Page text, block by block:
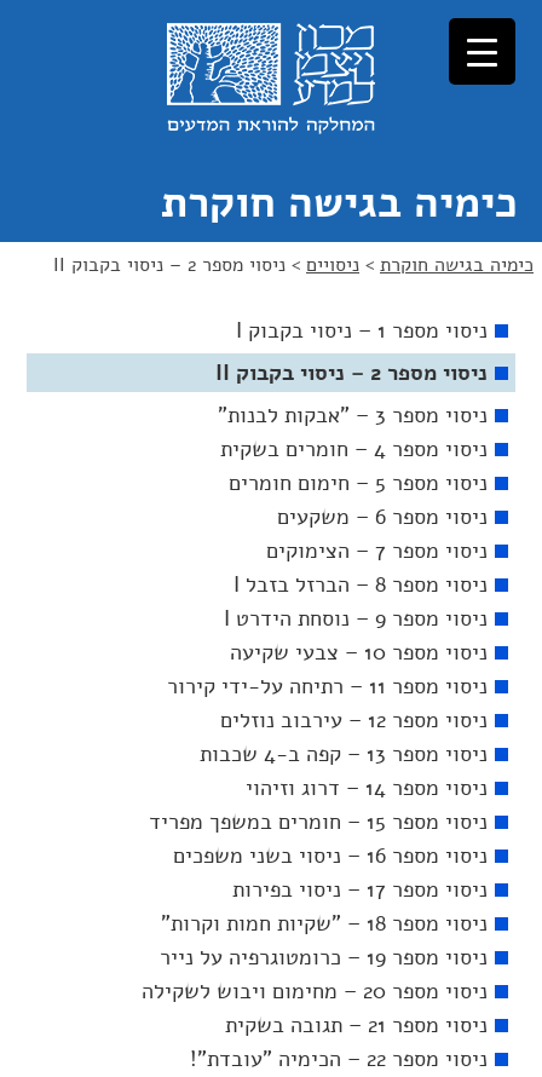
כימיה בגישה חוקרת
כימיה בגישה חוקרת > ניסויים > ניסוי מספר 2 – ניסוי בקבוק II
ניסוי מספר 1 – ניסוי בקבוק I
ניסוי מספר 2 – ניסוי בקבוק II
ניסוי מספר 3 – "אבקות לבנות"
ניסוי מספר 4 – חומרים בשקית
ניסוי מספר 5 – חימום חומרים
ניסוי מספר 6 – משקעים
ניסוי מספר 7 – הצימוקים
ניסוי מספר 8 – הברזל בזבל I
ניסוי מספר 9 – נוסחת הידרט I
ניסוי מספר 10 – צבעי שקיעה
ניסוי מספר 11 – רתיחה על-ידי קירור
ניסוי מספר 12 – עירבוב נוזלים
ניסוי מספר 13 – קפה ב-4 שכבות
ניסוי מספר 14 – דרוג וזיהוי
ניסוי מספר 15 – חומרים במשפך מפריד
ניסוי מספר 16 – ניסוי בשני משפכים
ניסוי מספר 17 – ניסוי בפירות
ניסוי מספר 18 – "שקיות חמות וקרות"
ניסוי מספר 19 – כרומטוגרפיה על נייר
ניסוי מספר 20 – מחימום ויבוש לשקילה
ניסוי מספר 21 – תגובה בשקית
ניסוי מספר 22 – הכימיה "עובדת"!